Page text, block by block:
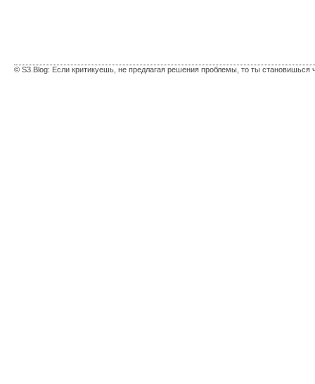
© S3.Blog: Если критикуешь, не предлагая решения проблемы, то ты становишься